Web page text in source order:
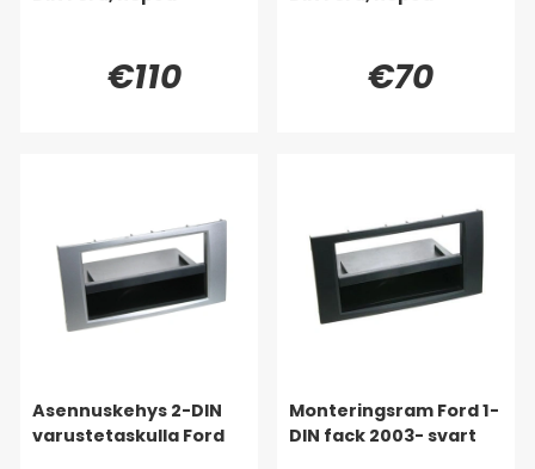
€110 €70
Asennuskehys 2-DIN
varustetaskulla Ford
Monteringsram Ford 1-
DIN fack 2003- svart